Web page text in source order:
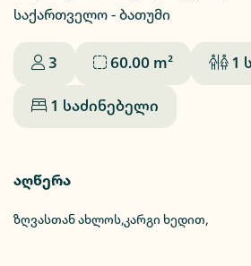
საქართველო - ბათუმი
3 60.00 m² 1
1 საძინებელი
აღწერა
ზღვასთან ახლოს,კარგი ხედით,